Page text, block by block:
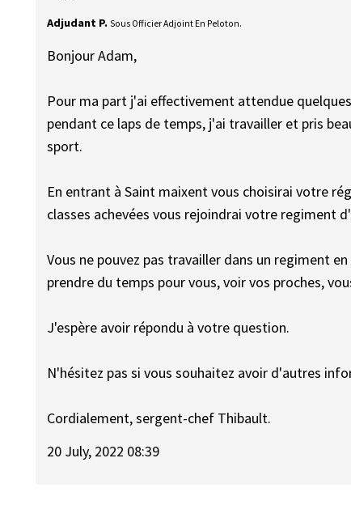
Adjudant P. Sous Officier Adjoint En Peloton.
Bonjour Adam,
Pour ma part j'ai effectivement attendue
pendant ce laps de temps, j'ai travailler et pris
sport.
En entrant à Saint maixent vous choisirai votre
classes achevées vous rejoindrai votre regiment
Vous ne pouvez pas travailler dans un regiment
prendre du temps pour vous, voir vos proches,
J'espère avoir répondu à votre question.
N'hésitez pas si vous souhaitez avoir d'autres
Cordialement, sergent-chef Thibault.
20 July, 2022 08:39